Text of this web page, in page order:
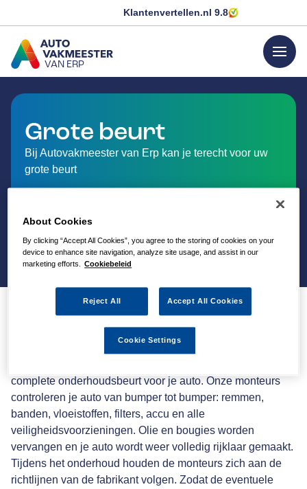
Klantenvertellen.nl 9.8
VAN ERP
GA NAAR DE HOMEPAGINA
menu
Grote beurt
Bij Autovakmeester van Erp kan je terecht voor uw
grote beurt
Groot auto onderhoud
complete onderhoudsbeurt voor je auto. Onze monteurs
controleren je auto van bumper tot bumper: remmen,
banden, vloeistoffen, filters, accu en alle
veiligheidsvoorzieningen. Olie en bougies worden
vervangen en je auto wordt weer volledig rijklaar gemaakt.
Tijdens het onderhoud houden de monteurs zich aan de
richtlijnen van de fabrikant volgen. Zodat de eventuele
About Cookies
By clicking “Accept All Cookies”, you agree to the storing of cookies on your
device to enhance site navigation, analyze site usage, and assist in our
marketing efforts.
Cookiebeleid
Reject All Accept All Cookies
Cookie Settings